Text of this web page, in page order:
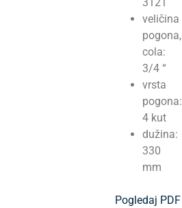
veličina
pogona,
cola:
3/4 “
vrsta
pogona:
4 kut
dužina:
330
mm
Pogledaj PDF